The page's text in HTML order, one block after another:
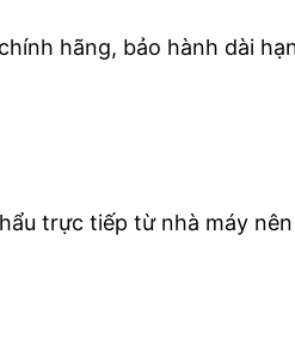
hãng, bảo hành dài
trực tiếp từ nhà máy